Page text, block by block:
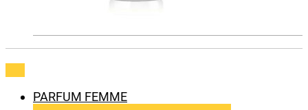
PARFUM FEMME